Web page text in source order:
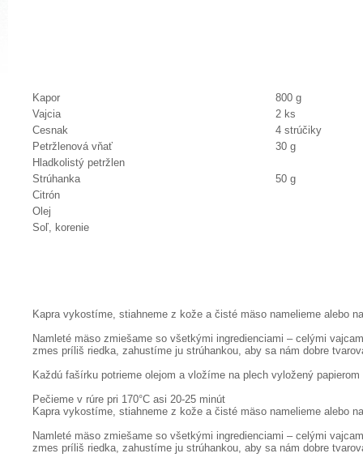
Kapor
800 g
Vajcia
2 ks
Cesnak
4 strúčiky
Petržlenová vňať
30 g
Hladkolistý petržlen
Strúhanka
50 g
Citrón
Olej
Soľ, korenie
Kapra vykostíme, stiahneme z kože a čisté mäso namelieme alebo
Namleté mäso zmiešame so všetkými ingredienciami – celými
zmes príliš riedka, zahustíme ju strúhankou, aby sa nám dobre
Každú fašírku potrieme olejom a vložíme na plech vyložený
Pečieme v rúre pri 170°C asi 20-25 minút
Kapra vykostíme, stiahneme z kože a čisté mäso namelieme alebo
Namleté mäso zmiešame so všetkými ingredienciami – celými
zmes príliš riedka, zahustíme ju strúhankou, aby sa nám dobre